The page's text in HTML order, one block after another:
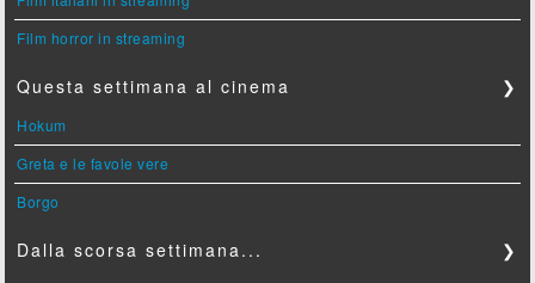
Film horror in streaming
Questa settimana al cinema ❯
Hokum
Greta e le favole vere
Borgo
Dalla scorsa settimana... ❯